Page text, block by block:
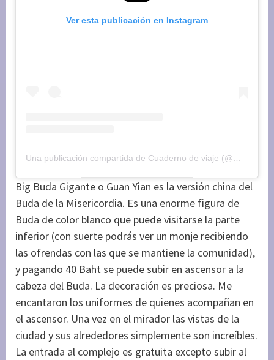
Ver esta publicación en Instagram
Una publicación compartida de Cuaderno de viaje (@maryajosess)
Big Buda Gigante o Guan Yian es la versión china del
Buda de la Misericordia. Es una enorme figura de
Buda de color blanco que puede visitarse la parte
inferior (con suerte podrás ver un monje recibiendo
las ofrendas con las que se mantiene la comunidad),
y pagando 40 Baht se puede subir en ascensor a la
cabeza del Buda. La decoración es preciosa. Me
encantaron los uniformes de quienes acompañan en
el ascensor. Una vez en el mirador las vistas de la
ciudad y sus alrededores simplemente son increíbles.
La entrada al complejo es gratuita excepto subir al